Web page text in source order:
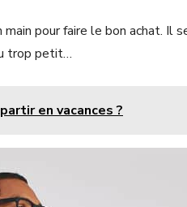
pour faire le bon achat. Il
trop petit…
en vacances ?